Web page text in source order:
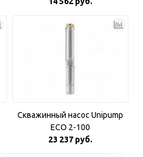
Скважинный насос Unipump
ECO 2-100
23 237 руб.